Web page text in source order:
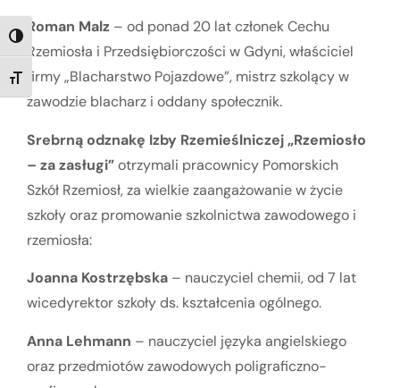
TOGGLE HIGH CONTRAST
TOGGLE FONT SIZE
Roman Malz – od ponad 20 lat członek Cechu
Rzemiosła i Przedsiębiorczości w Gdyni, właściciel
firmy „Blacharstwo Pojazdowe”, mistrz szkolący w
zawodzie blacharz i oddany społecznik.
Srebrną odznakę Izby Rzemieślniczej „Rzemiosło
– za zasługi”otrzymali pracownicy Pomorskich
Szkół Rzemiosł, za wielkie zaangażowanie w życie
szkoły oraz promowanie szkolnictwa zawodowego i
rzemiosła:
Joanna Kostrzębska – nauczyciel chemii, od 7 lat
wicedyrektor szkoły ds. kształcenia ogólnego.
Anna Lehmann – nauczyciel języka angielskiego
oraz przedmiotów zawodowych poligraficzno-